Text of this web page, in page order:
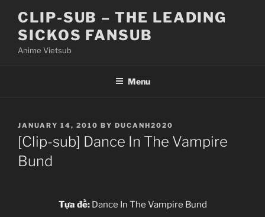
content
CLIP-SUB – THE LEADING
SICKOS FANSUB
Anime Vietsub
Menu
POSTED
ON
JANUARY 14, 2010 BY DUCANH2020
[Clip-sub] Dance In The Vampire
Bund
Tựa đề:Dance In The Vampire Bund